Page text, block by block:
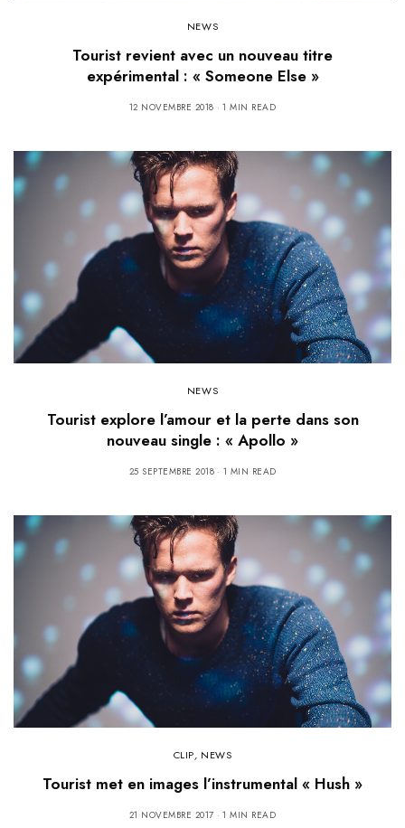
NEWS
Tourist revient avec un nouveau titre
expérimental : « Someone Else »
12 NOVEMBRE 2018 1 MIN READ
NEWS
Tourist explore l’amour et la perte dans son
nouveau single : « Apollo »
25 SEPTEMBRE 2018 1 MIN READ
CLIP, NEWS
Tourist met en images l’instrumental « Hush »
21 NOVEMBRE 2017 1 MIN READ